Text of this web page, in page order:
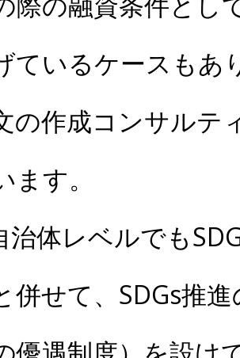
ているケースもあ
の作成コンサルテ
ます。
体レベルでも
併せて、SDGs推